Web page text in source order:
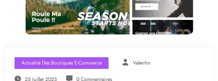
Actualité Des Boutiques E-Commerce Valentin
25 Juillet 2025 0 Commentaires